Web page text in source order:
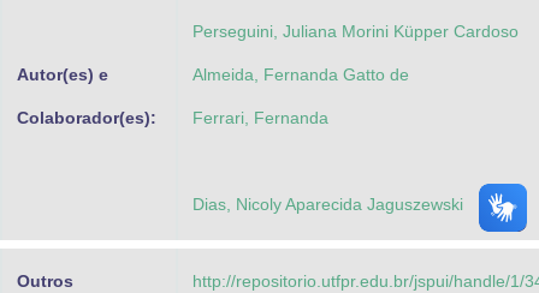
Autor(es) e
Colaborador(es):
Perseguini, Juliana Morini Küpper Cardoso
Almeida, Fernanda Gatto de
Ferrari, Fernanda
Dias, Nicoly Aparecida Jaguszewski
Outros http://repositorio.utfpr.edu.br/jspui/handle/1/